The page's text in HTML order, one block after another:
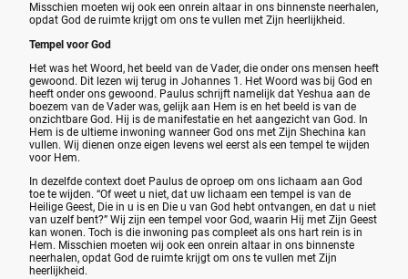
Misschien moeten wij ook een onrein altaar in ons binnenste neerhalen,
opdat God de ruimte krijgt om ons te vullen met Zijn heerlijkheid.
Tempel voor God
Het was het Woord, het beeld van de Vader, die onder ons mensen heeft
gewoond. Dit lezen wij terug in Johannes 1. Het Woord was bij God en
heeft onder ons gewoond. Paulus schrijft namelijk dat Yeshua aan de
boezem van de Vader was, gelijk aan Hem is en het beeld is van de
onzichtbare God. Hij is de manifestatie en het aangezicht van God. In
Hem is de ultieme inwoning wanneer God ons met Zijn Shechina kan
vullen. Wij dienen onze eigen levens wel eerst als een tempel te wijden
voor Hem.
In dezelfde context doet Paulus de oproep om ons lichaam aan God
toe te wijden. “Of weet u niet, dat uw lichaam een tempel is van de
Heilige Geest, Die in u is en Die u van God hebt ontvangen, en dat u niet
van uzelf bent?” Wij zijn een tempel voor God, waarin Hij met Zijn Geest
kan wonen. Toch is die inwoning pas compleet als ons hart rein is in
Hem. Misschien moeten wij ook een onrein altaar in ons binnenste
neerhalen, opdat God de ruimte krijgt om ons te vullen met Zijn
heerlijkheid.